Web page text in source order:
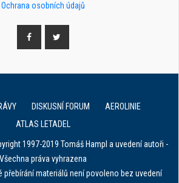
Ochrana osobních údajů
DISKUSNÍ FORUM
AEROLINIE
ATLAS LETADEL
1997-2019 Tomáš Hampl a uvedení autoři -
Všechna práva vyhrazena
přebírání materiálů není povoleno bez uvedení